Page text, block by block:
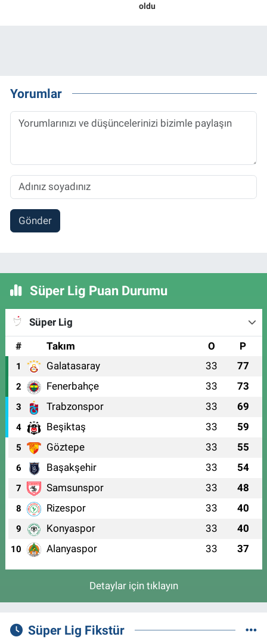
oldu
Yorumlar
Gönder
Süper Lig Puan Durumu
Süper Lig
#
Takım O P
1 Galatasaray 33 77
2 Fenerbahçe 33 73
3 Trabzonspor 33 69
4 Beşiktaş 33 59
5 Göztepe 33 55
6 Başakşehir 33 54
7 Samsunspor 33 48
8 Rizespor 33 40
9 Konyaspor 33 40
10 Alanyaspor 33 37
Detaylar için tıklayın
Süper Lig Fikstür